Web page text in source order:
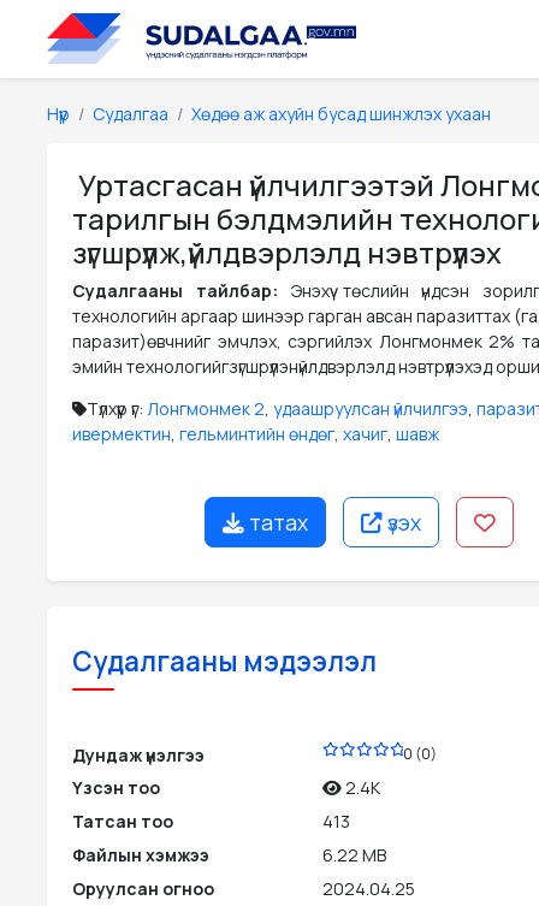
Нүүр Судалгаа Хөдөө аж ахуйн бусад шинжлэх ухаан
Уртасгасан үйлчилгээтэй
тарилгын бэлдмэлийн
зүгшрүүлж,үйлдвэрлэлд нэвтрүүлэх
Судалгааны тайлбар: Энэхүү төслийн үндсэн
технологийн аргаар шинээр гарган авсан паразиттах
паразит)өвчнийг эмчлэх, сэргийлэх Лонгмонмек 2%
эмийн технологийгзүгшрүүлэнүйлдвэрлэлд нэвтрүүлэхэд
Түлхүүр үг: Лонгмонмек 2, удаашруулсан үйлчилгээ,
ивермектин, гельминтийн өндөг, хачиг, шавж
татах үзэх
Судалгааны мэдээлэл
Дундаж үнэлгээ 0 (0)
Үзсэн тоо
2.4K
Татсан тоо
413
Файлын хэмжээ
6.22 MB
Оруулсан огноо
2024.04.25